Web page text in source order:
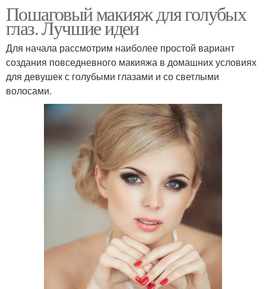
Пошаговый макияж для голубых
глаз. Лучшие идеи
Для начала рассмотрим наиболее простой вариант
создания повседневного макияжа в домашних условиях
для девушек с голубыми глазами и со светлыми
волосами.